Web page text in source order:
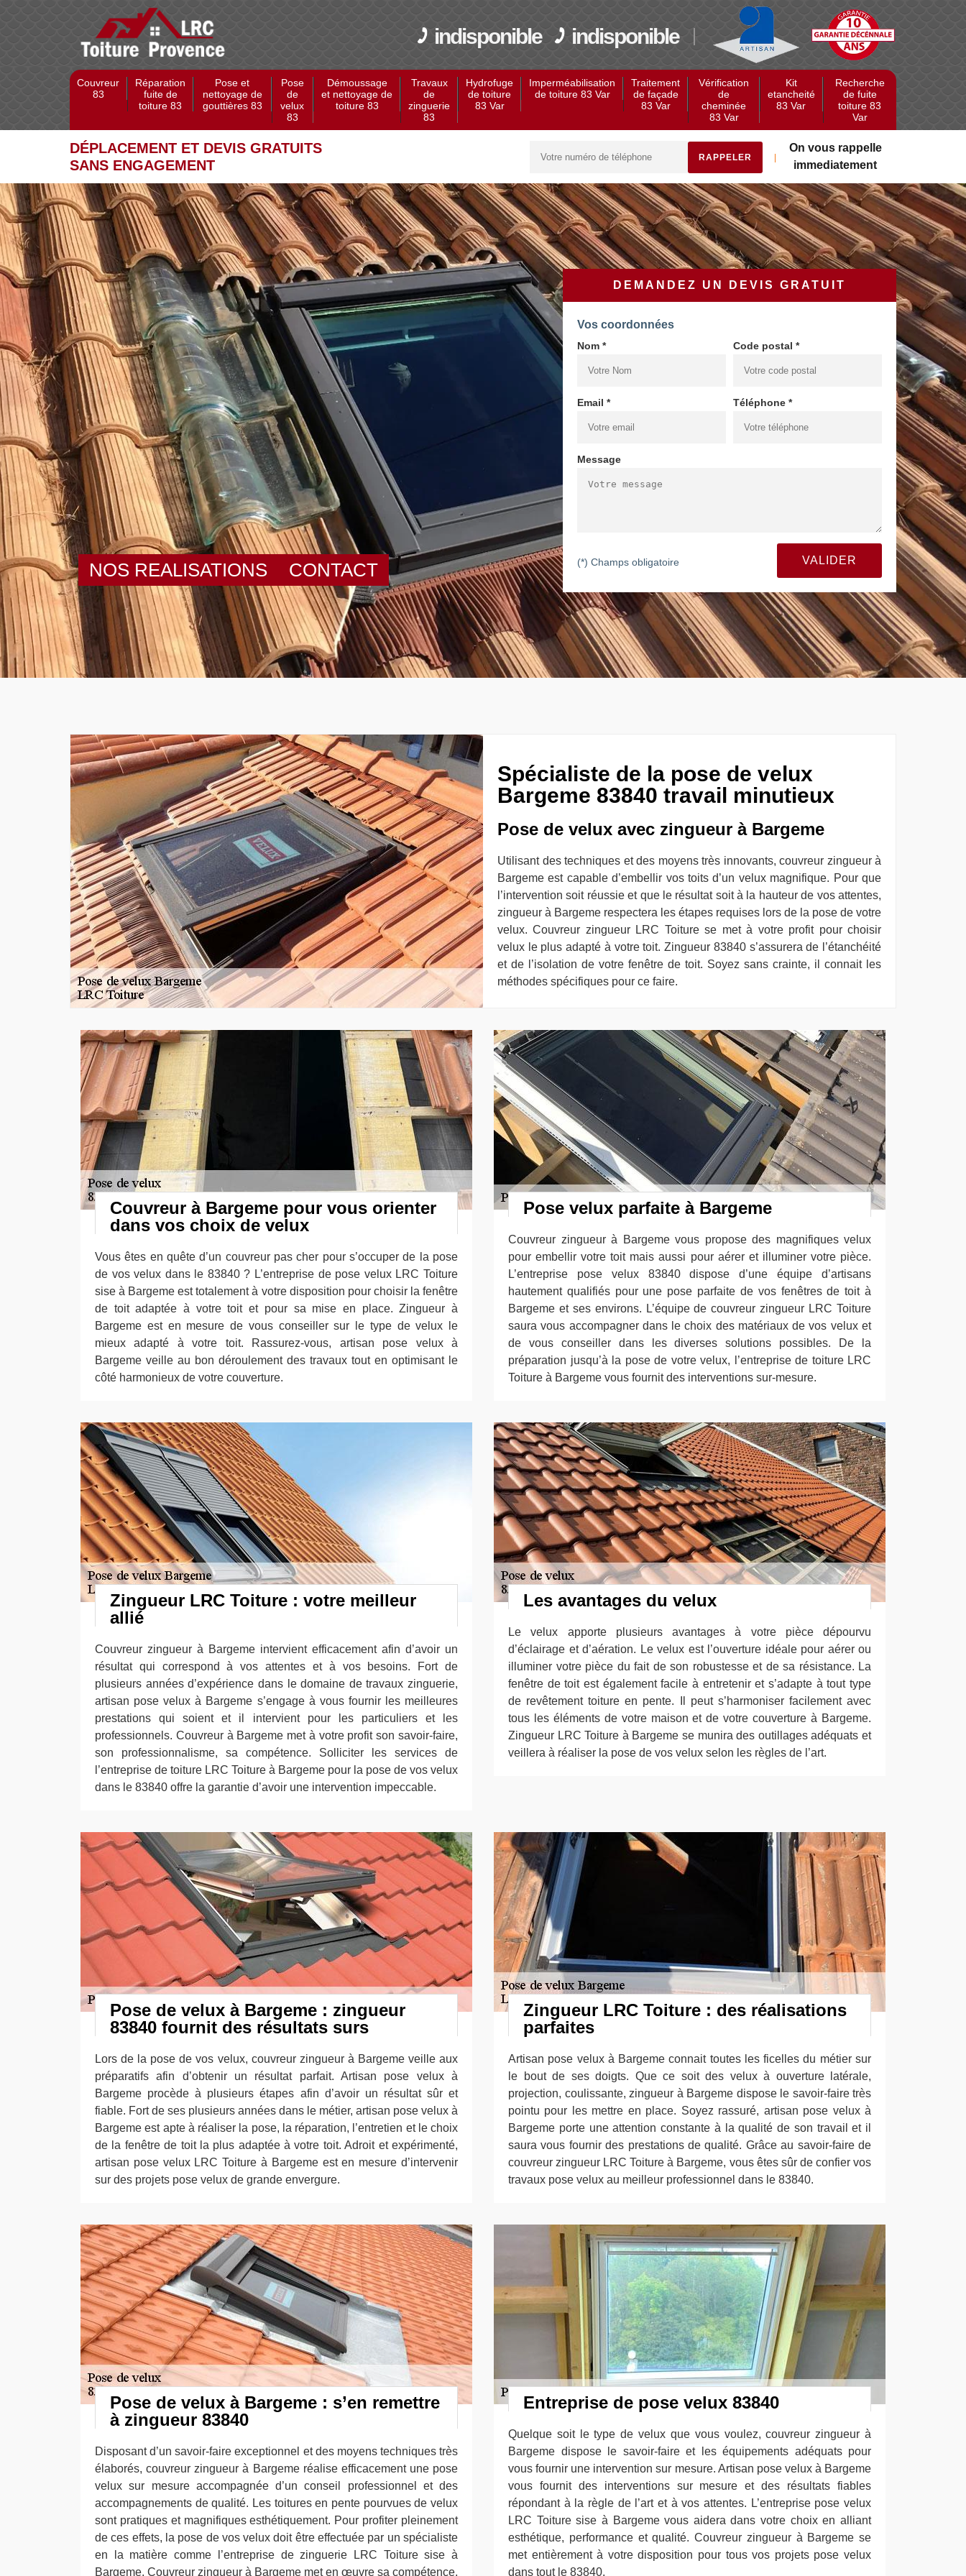
indisponible indisponible
Couvreur
83
Réparation
fuite de
toiture 83
Pose et
nettoyage de
gouttières 83
Pose
de
velux
83
Démoussage
et nettoyage de
toiture 83
Travaux
de
zinguerie
83
Hydrofuge
de toiture
83 Var
Imperméabilisation
de toiture 83 Var
Traitement
de façade
83 Var
Vérification
de
cheminée
83 Var
Kit
etancheité
83 Var
Recherche
de fuite
toiture 83
Var
DÉPLACEMENT ET DEVIS GRATUITS
SANS ENGAGEMENT
On vous rappelle
immediatement
NOS REALISATIONS CONTACT
DEMANDEZ UN DEVIS GRATUIT
Vos coordonnées
Nom * Code postal *
Email * Téléphone *
Message
(*) Champs obligatoire
Spécialiste de la pose de velux
Bargeme 83840 travail minutieux
Pose de velux avec zingueur à Bargeme
Utilisant des techniques et des moyens très innovants, couvreur zingueur à
Bargeme est capable d’embellir vos toits d’un velux magnifique. Pour que
l’intervention soit réussie et que le résultat soit à la hauteur de vos attentes,
zingueur à Bargeme respectera les étapes requises lors de la pose de votre
velux. Couvreur zingueur LRC Toiture se met à votre profit pour choisir
velux le plus adapté à votre toit. Zingueur 83840 s’assurera de l’étanchéité
et de l’isolation de votre fenêtre de toit. Soyez sans crainte, il connait les
méthodes spécifiques pour ce faire.
Couvreur à Bargeme pour vous orienter
dans vos choix de velux
Vous êtes en quête d’un couvreur pas cher pour s’occuper de la pose
de vos velux dans le 83840 ? L’entreprise de pose velux LRC Toiture
sise à Bargeme est totalement à votre disposition pour choisir la fenêtre
de toit adaptée à votre toit et pour sa mise en place. Zingueur à
Bargeme est en mesure de vous conseiller sur le type de velux le
mieux adapté à votre toit. Rassurez-vous, artisan pose velux à
Bargeme veille au bon déroulement des travaux tout en optimisant le
côté harmonieux de votre couverture.
Pose velux parfaite à Bargeme
Couvreur zingueur à Bargeme vous propose des magnifiques velux
pour embellir votre toit mais aussi pour aérer et illuminer votre pièce.
L’entreprise pose velux 83840 dispose d’une équipe d’artisans
hautement qualifiés pour une pose parfaite de vos fenêtres de toit à
Bargeme et ses environs. L’équipe de couvreur zingueur LRC Toiture
saura vous accompagner dans le choix des matériaux de vos velux et
de vous conseiller dans les diverses solutions possibles. De la
préparation jusqu’à la pose de votre velux, l’entreprise de toiture LRC
Toiture à Bargeme vous fournit des interventions sur-mesure.
Zingueur LRC Toiture : votre meilleur
allié
Couvreur zingueur à Bargeme intervient efficacement afin d’avoir un
résultat qui correspond à vos attentes et à vos besoins. Fort de
plusieurs années d’expérience dans le domaine de travaux zinguerie,
artisan pose velux à Bargeme s’engage à vous fournir les meilleures
prestations qui soient et il intervient pour les particuliers et les
professionnels. Couvreur à Bargeme met à votre profit son savoir-faire,
son professionnalisme, sa compétence. Solliciter les services de
l’entreprise de toiture LRC Toiture à Bargeme pour la pose de vos velux
dans le 83840 offre la garantie d’avoir une intervention impeccable.
Les avantages du velux
Le velux apporte plusieurs avantages à votre pièce dépourvu
d’éclairage et d’aération. Le velux est l’ouverture idéale pour aérer ou
illuminer votre pièce du fait de son robustesse et de sa résistance. La
fenêtre de toit est également facile à entretenir et s’adapte à tout type
de revêtement toiture en pente. Il peut s’harmoniser facilement avec
tous les éléments de votre maison et de votre couverture à Bargeme.
Zingueur LRC Toiture à Bargeme se munira des outillages adéquats et
veillera à réaliser la pose de vos velux selon les règles de l’art.
Pose de velux à Bargeme : zingueur
83840 fournit des résultats surs
Lors de la pose de vos velux, couvreur zingueur à Bargeme veille aux
préparatifs afin d’obtenir un résultat parfait. Artisan pose velux à
Bargeme procède à plusieurs étapes afin d’avoir un résultat sûr et
fiable. Fort de ses plusieurs années dans le métier, artisan pose velux à
Bargeme est apte à réaliser la pose, la réparation, l’entretien et le choix
de la fenêtre de toit la plus adaptée à votre toit. Adroit et expérimenté,
artisan pose velux LRC Toiture à Bargeme est en mesure d’intervenir
sur des projets pose velux de grande envergure.
Zingueur LRC Toiture : des réalisations
parfaites
Artisan pose velux à Bargeme connait toutes les ficelles du métier sur
le bout de ses doigts. Que ce soit des velux à ouverture latérale,
projection, coulissante, zingueur à Bargeme dispose le savoir-faire très
pointu pour les mettre en place. Soyez rassuré, artisan pose velux à
Bargeme porte une attention constante à la qualité de son travail et il
saura vous fournir des prestations de qualité. Grâce au savoir-faire de
couvreur zingueur LRC Toiture à Bargeme, vous êtes sûr de confier vos
travaux pose velux au meilleur professionnel dans le 83840.
Pose de velux à Bargeme : s’en remettre
à zingueur 83840
Disposant d’un savoir-faire exceptionnel et des moyens techniques très
élaborés, couvreur zingueur à Bargeme réalise efficacement une pose
velux sur mesure accompagnée d’un conseil professionnel et des
accompagnements de qualité. Les toitures en pente pourvues de velux
sont pratiques et magnifiques esthétiquement. Pour profiter pleinement
de ces effets, la pose de vos velux doit être effectuée par un spécialiste
en la matière comme l’entreprise de zinguerie LRC Toiture sise à
Bargeme. Couvreur zingueur à Bargeme met en œuvre sa compétence,
Entreprise de pose velux 83840
Quelque soit le type de velux que vous voulez, couvreur zingueur à
Bargeme dispose le savoir-faire et les équipements adéquats pour
vous fournir une intervention sur mesure. Artisan pose velux à Bargeme
vous fournit des interventions sur mesure et des résultats fiables
répondant à la règle de l’art et à vos attentes. L’entreprise pose velux
LRC Toiture sise à Bargeme vous aidera dans votre choix en alliant
esthétique, performance et qualité. Couvreur zingueur à Bargeme se
met entièrement à votre disposition pour tous vos projets pose velux
dans tout le 83840.